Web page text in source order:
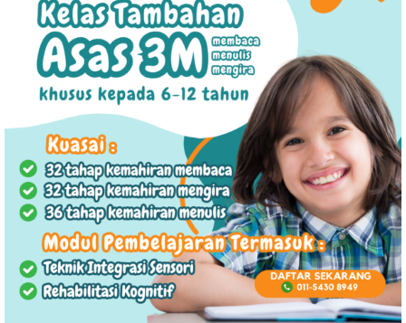
SEBELUM
Post Traumatic Stress Disorder (PTSD) : Apa Penyebabnya?
SETERUSNYA
Bagaimanakah Masalah Mental Boleh Menjejaskan Tidur?
Artikel Terkini
Antara Kasih Sayang Dan Keletihan:
Memahami “Parental Burnout”
27/07/2026
Hubungan Parasosial : Sekadar Minat
Atau Obsesi?
16/07/2026